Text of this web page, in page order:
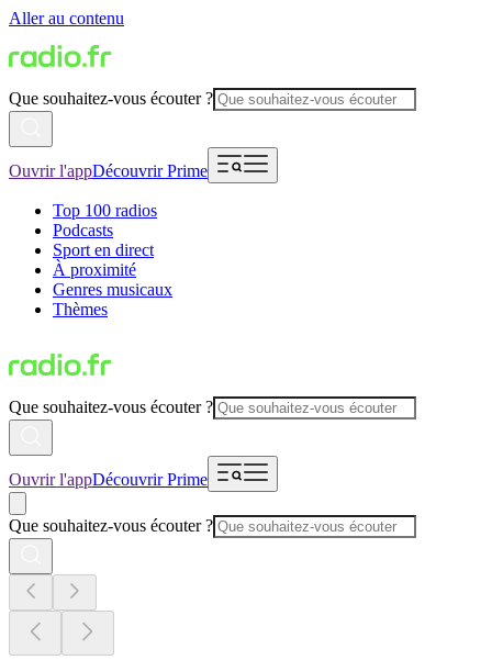
Aller au contenu
Que souhaitez-vous écouter ?
Ouvrir l'appDécouvrir Prime
Top 100 radios
Podcasts
Sport en direct
À proximité
Genres musicaux
Thèmes
Que souhaitez-vous écouter ?
Ouvrir l'appDécouvrir Prime
Que souhaitez-vous écouter ?